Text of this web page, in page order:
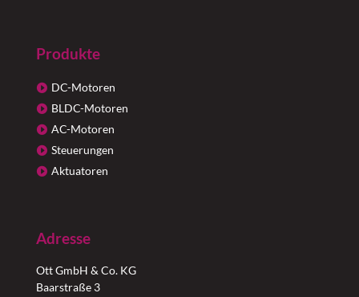
Produkte
DC-Motoren
BLDC-Motoren
AC-Motoren
Steuerungen
Aktuatoren
Adresse
Ott GmbH & Co. KG
Baarstraße 3